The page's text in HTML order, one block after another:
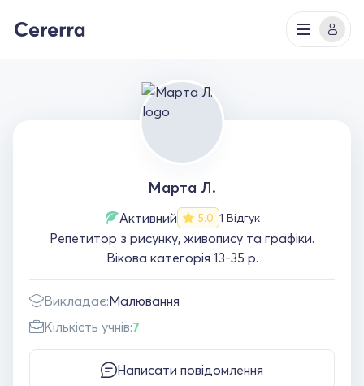
Марта Л.
Активний 5.0 1 Відгук
Репетитор з рисунку, живопису та графіки.
Вікова категорія 13-35 р.
Викладає:Малювання
Кількість учнів:7
Написати повідомлення